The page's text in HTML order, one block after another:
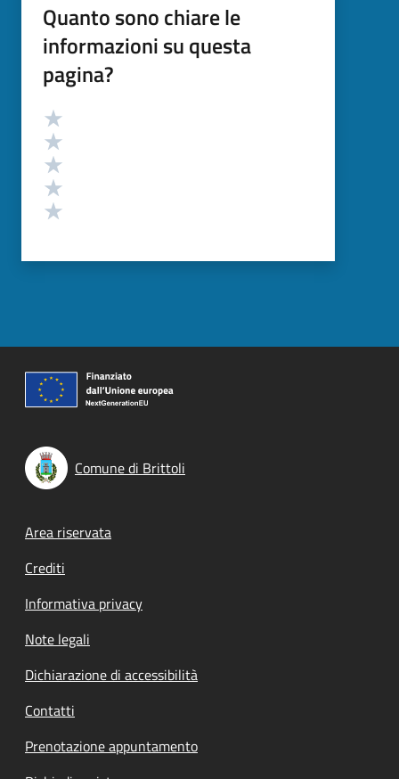
Quanto sono chiare le
informazioni su questa
pagina?
Valutazione
Comune di Brittoli
Footer menu
Area riservata
Crediti
Informativa privacy
Note legali
Dichiarazione di accessibilità
Contatti
Prenotazione appuntamento